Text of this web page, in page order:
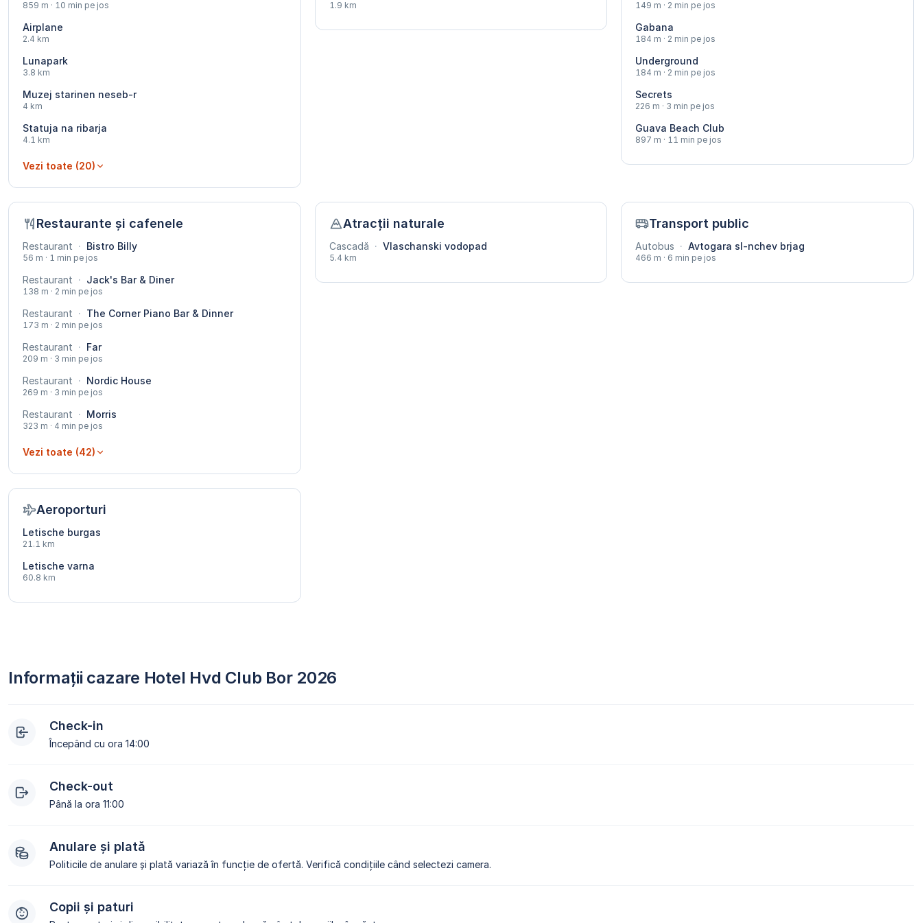
859 m · 10 min pe jos
Airplane
2.4 km
Lunapark
3.8 km
Muzej starinen neseb-r
4 km
Statuja na ribarja
4.1 km
Vezi toate (20)
1.9 km 149 m · 2 min pe jos
Gabana
184 m · 2 min pe jos
Underground
184 m · 2 min pe jos
Secrets
226 m · 3 min pe jos
Guava Beach Club
897 m · 11 min pe jos
Restaurante și cafenele
Restaurant · Bistro Billy
56 m · 1 min pe jos
Restaurant · Jack's Bar & Diner
138 m · 2 min pe jos
Restaurant · The Corner Piano Bar & Dinner
173 m · 2 min pe jos
Restaurant · Far
209 m · 3 min pe jos
Restaurant · Nordic House
269 m · 3 min pe jos
Restaurant · Morris
323 m · 4 min pe jos
Vezi toate (42)
Atracții naturale
Cascadă · Vlaschanski vodopad
5.4 km
Transport public
Autobus · Avtogara sl-nchev brjag
466 m · 6 min pe jos
Aeroporturi
Letische burgas
21.1 km
Letische varna
60.8 km
Informații cazare Hotel Hvd Club Bor 2026
Check-in
Începând cu ora 14:00
Check-out
Până la ora 11:00
Anulare și plată
Politicile de anulare și plată variază în funcție de ofertă. Verifică condițiile când selectezi camera.
Copii și paturi